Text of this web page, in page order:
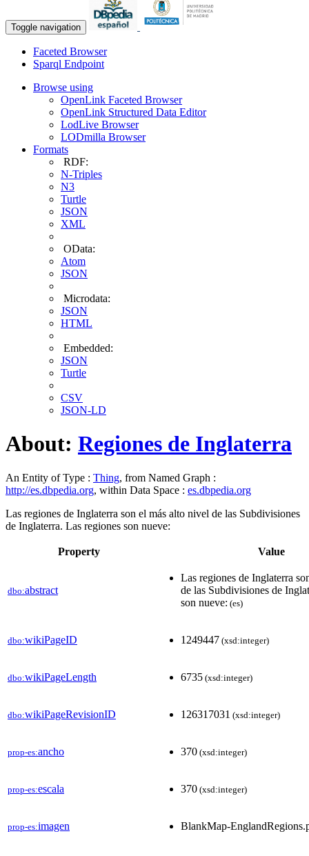
Toggle navigation
Faceted Browser
Sparql Endpoint
Browse using
OpenLink Faceted Browser
OpenLink Structured Data Editor
LodLive Browser
LODmilla Browser
Formats
RDF:
N-Triples
N3
Turtle
JSON
XML
OData:
Atom
JSON
Microdata:
JSON
HTML
Embedded:
JSON
Turtle
CSV
JSON-LD
About: Regiones de Inglaterra
An Entity of Type : Thing, from Named Graph :
http://es.dbpedia.org, within Data Space : es.dbpedia.org
Las regiones de Inglaterra son el más alto nivel de las Subdivisiones
de Inglaterra. Las regiones son nueve:
Property Value
dbo:abstract
Las regiones de Inglaterra
de las Subdivisiones de
son nueve: (es)
dbo:wikiPageID 1249447 (xsd:integer)
dbo:wikiPageLength 6735 (xsd:integer)
dbo:wikiPageRevisionID 126317031 (xsd:integer)
prop-es:ancho 370 (xsd:integer)
prop-es:escala 370 (xsd:integer)
prop-es:imagen BlankMap-